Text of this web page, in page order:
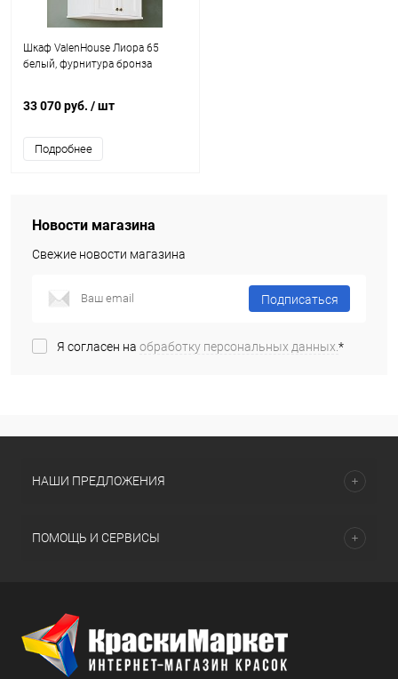
Шкаф ValenHouse Лиора 65
белый, фурнитура бронза
33 070 руб. / шт
Подробнее
Новости магазина
Свежие новости магазина
Подписаться
Я согласен на обработку персональных данных.*
НАШИ ПРЕДЛОЖЕНИЯ
ПОМОЩЬ И СЕРВИСЫ